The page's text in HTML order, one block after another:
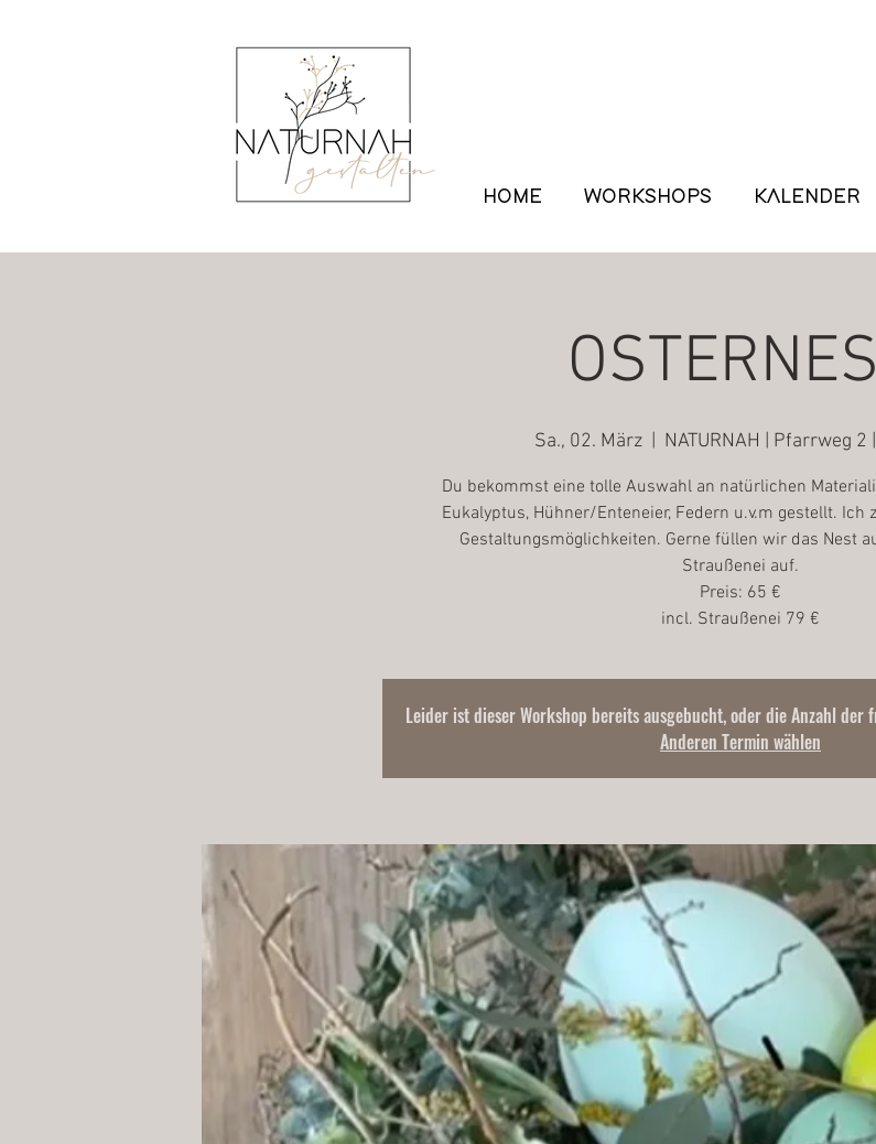
Sa., 02. März
  |
NATURNAH | Pfarrweg 2
Du bekommst eine tolle Auswahl an natürlichen
Eukalyptus, Hühner/Enteneier, Federn u.v.m gestellt. Ich
Gestaltungsmöglichkeiten. Gerne füllen wir das Nest
Straußenei auf.
Preis: 65 €
Leider ist dieser Workshop bereits ausgebucht, oder die Anzahl
Anderen Termin wählen
HOME WORKSHOPS KALENDER